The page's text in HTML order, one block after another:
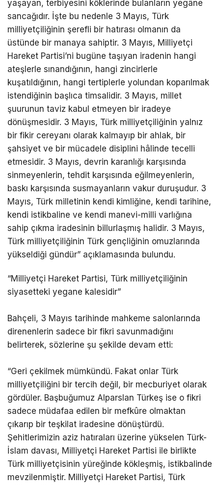
yaşayan, terbiyesini köklerinde bulanların yegâne
sancağıdır. İşte bu nedenle 3 Mayıs, Türk
milliyetçiliğinin şerefli bir hatırası olmanın da
üstünde bir manaya sahiptir. 3 Mayıs, Milliyetçi
Hareket Partisi’ni bugüne taşıyan iradenin hangi
ateşlerle sınandığının, hangi zincirlerle
kuşatıldığının, hangi tertiplerle yolundan koparılmak
istendiğinin başlıca timsalidir. 3 Mayıs, millet
şuurunun taviz kabul etmeyen bir iradeye
dönüşmesidir. 3 Mayıs, Türk milliyetçiliğinin yalnız
bir fikir cereyanı olarak kalmayıp bir ahlak, bir
şahsiyet ve bir mücadele disiplini hâlinde tecelli
etmesidir. 3 Mayıs, devrin karanlığı karşısında
sinmeyenlerin, tehdit karşısında eğilmeyenlerin,
baskı karşısında susmayanların vakur duruşudur. 3
Mayıs, Türk milletinin kendi kimliğine, kendi tarihine,
kendi istikbaline ve kendi manevi-milli varlığına
sahip çıkma iradesinin billurlaşmış halidir. 3 Mayıs,
Türk milliyetçiliğinin Türk gençliğinin omuzlarında
yükseldiği gündür” açıklamasında bulundu.
“Milliyetçi Hareket Partisi, Türk milliyetçiliğinin
siyasetteki yegane kalesidir”
Bahçeli, 3 Mayıs tarihinde mahkeme salonlarında
direnenlerin sadece bir fikri savunmadığını
belirterek, sözlerine şu şekilde devam etti:
“Geri çekilmek mümkündü. Fakat onlar Türk
milliyetçiliğini bir tercih değil, bir mecburiyet olarak
gördüler. Başbuğumuz Alparslan Türkeş ise o fikri
sadece müdafaa edilen bir mefkûre olmaktan
çıkarıp bir teşkilat iradesine dönüştürdü.
Şehitlerimizin aziz hatıraları üzerine yükselen Türk-
İslam davası, Milliyetçi Hareket Partisi ile birlikte
Türk milliyetçisinin yüreğinde kökleşmiş, istikbalinde
mevzilenmiştir. Milliyetçi Hareket Partisi, Türk